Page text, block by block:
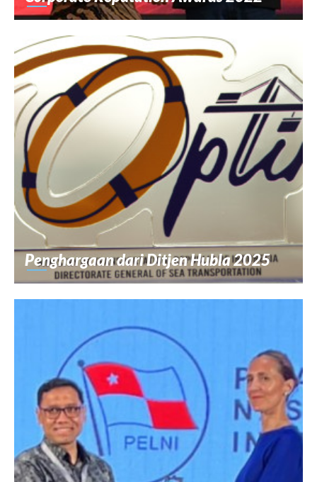
Penghargaan dari Ditjen Hubla 2025